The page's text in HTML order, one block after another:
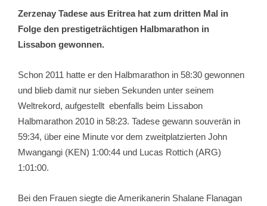
Zerzenay Tadese aus Eritrea hat zum dritten Mal in
Folge den prestigeträchtigen Halbmarathon in
Lissabon gewonnen.
Schon 2011 hatte er den Halbmarathon in 58:30 gewonnen
und blieb damit nur sieben Sekunden unter seinem
Weltrekord, aufgestellt ebenfalls beim Lissabon
Halbmarathon 2010 in 58:23. Tadese gewann souverän in
59:34, über eine Minute vor dem zweitplatzierten John
Mwangangi (KEN) 1:00:44 und Lucas Rottich (ARG)
1:01:00.
Bei den Frauen siegte die Amerikanerin Shalane Flanagan